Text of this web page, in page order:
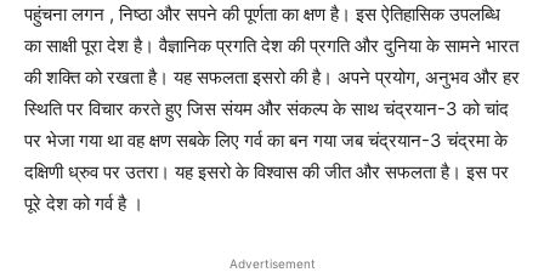
पहुंचना लगन , निष्ठा और सपने की पूर्णता का क्षण है। इस ऐतिहासिक उपलब्धि
का साक्षी पूरा देश है। वैज्ञानिक प्रगति देश की प्रगति और दुनिया के सामने भारत
की शक्ति को रखता है। यह सफलता इसरो की है। अपने प्रयोग, अनुभव और हर
स्थिति पर विचार करते हुए जिस संयम और संकल्प के साथ चंद्रयान-3 को चांद
पर भेजा गया था वह क्षण सबके लिए गर्व का बन गया जब चंद्रयान-3 चंद्रमा के
दक्षिणी ध्रुव पर उतरा। यह इसरो के विश्वास की जीत और सफलता है। इस पर
पूरे देश को गर्व है ।
Advertisement